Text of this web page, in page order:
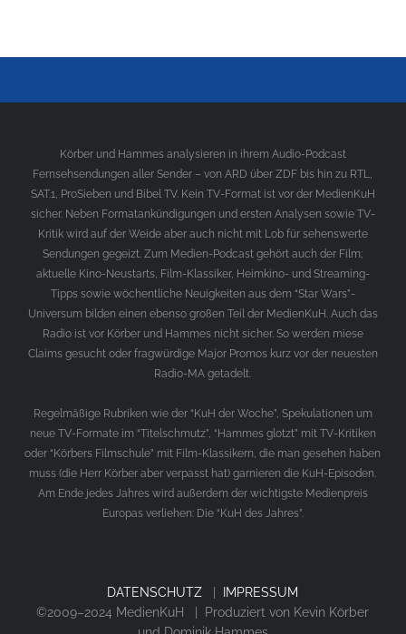
Körber und Hammes analysieren in ihrem Audio-Podcast
Fernsehsendungen aller Sender – von ARD über ZDF bis hin zu RTL,
SAT.1, ProSieben und Bibel TV. Kein TV-Format ist vor der MedienKuH
sicher. Neben Formatankündigungen und ersten Analysen sowie TV-
Kritik wird auf der Weide aber auch nicht mit Lob für sehenswerte
Sendungen gegeizt. Zum Medien-Podcast gehört auch der Film;
aktuelle Kino-Neustarts, Film-Klassiker, Heimkino- und Streaming-
Tipps sowie wöchentliche Neuigkeiten aus dem “Star Wars”-
Universum bilden einen ebenso großen Teil der MedienKuH. Auch das
Radio ist vor Körber und Hammes nicht sicher. So werden miese
Claims gesucht oder fragwürdige Major Promos kurz vor der neuesten
Radio-MA getadelt.
Regelmäßige Rubriken wie der “KuH der Woche”, Spekulationen um
neue TV-Formate im “Titelschmutz”, “Hammes glotzt” mit TV-Kritiken
oder “Körbers Filmschule” mit Film-Klassikern, die man gesehen haben
muss (die Herr Körber aber verpasst hat) garnieren die KuH-Episoden.
Am Ende jedes Jahres wird außerdem der wichtigste Medienpreis
Europas verliehen: Die “KuH des Jahres”.
DATENSCHUTZ
IMPRESSUM
©2009–2024 MedienKuH | Produziert von Kevin Körber